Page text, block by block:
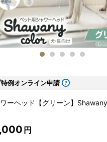
例オンライン申請
ーヘッド【グリーン】